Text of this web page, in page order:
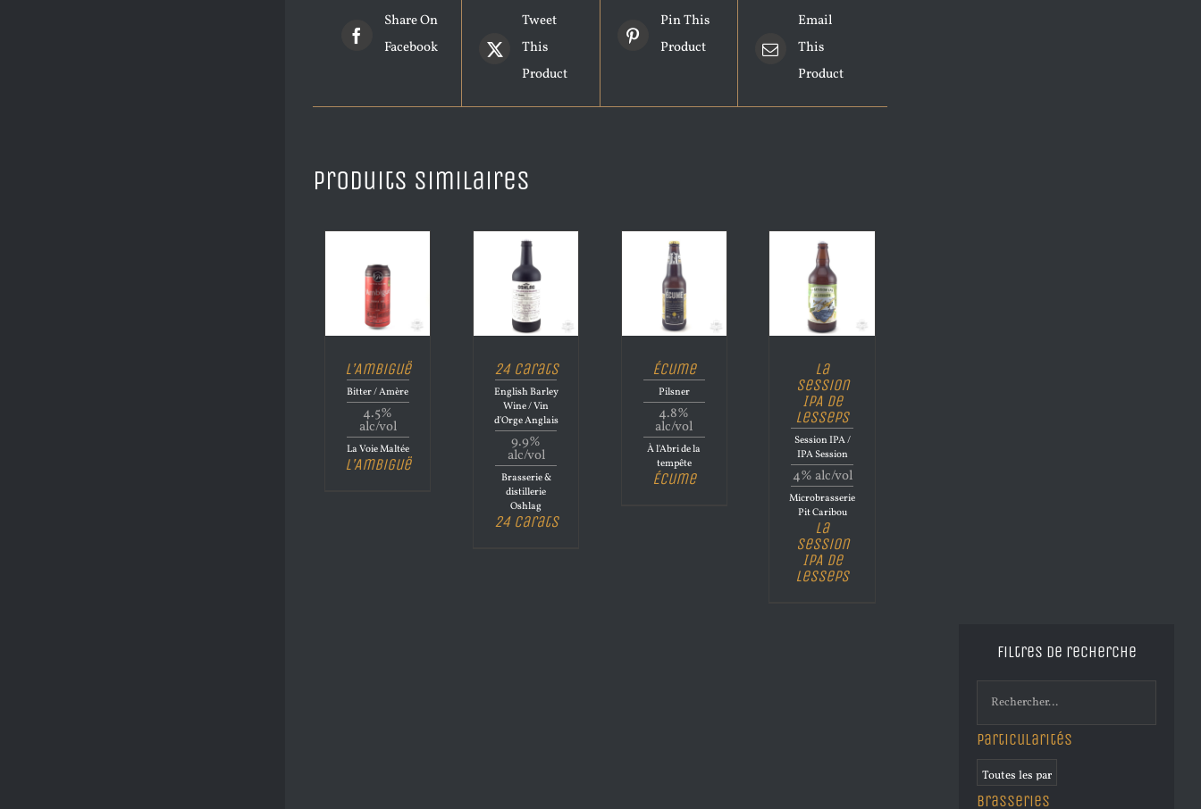
Share On
Facebook
Tweet
This
Product
Pin This
Product
Email
This
Product
Produits similaires
L’Ambiguë
Bitter / Amère
4.5%
alc/vol
La Voie Maltée
L’Ambiguë
24 Carats
English Barley
Wine / Vin
d'Orge Anglais
9.9%
alc/vol
Brasserie &
distillerie
Oshlag
24 Carats
Écume
Pilsner
4.8%
alc/vol
À l'Abri de la
tempête
Écume
La
Session
IPA de
Lesseps
Session IPA /
IPA Session
4% alc/vol
Microbrasserie
Pit Caribou
La
Session
IPA de
Lesseps
Filtres de recherche
Particularités
Brasseries